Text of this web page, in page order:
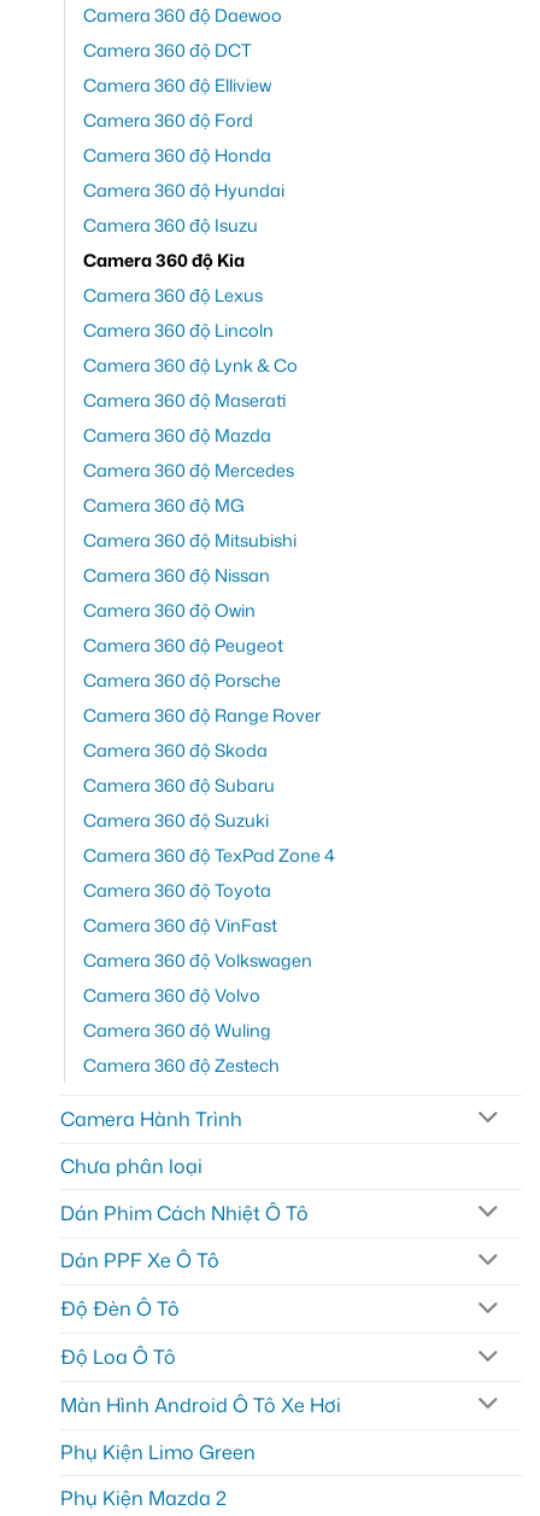
Camera 360 độ Daewoo
Camera 360 độ DCT
Camera 360 độ Elliview
Camera 360 độ Ford
Camera 360 độ Honda
Camera 360 độ Hyundai
Camera 360 độ Isuzu
Camera 360 độ Kia
Camera 360 độ Lexus
Camera 360 độ Lincoln
Camera 360 độ Lynk & Co
Camera 360 độ Maserati
Camera 360 độ Mazda
Camera 360 độ Mercedes
Camera 360 độ MG
Camera 360 độ Mitsubishi
Camera 360 độ Nissan
Camera 360 độ Owin
Camera 360 độ Peugeot
Camera 360 độ Porsche
Camera 360 độ Range Rover
Camera 360 độ Skoda
Camera 360 độ Subaru
Camera 360 độ Suzuki
Camera 360 độ TexPad Zone 4
Camera 360 độ Toyota
Camera 360 độ VinFast
Camera 360 độ Volkswagen
Camera 360 độ Volvo
Camera 360 độ Wuling
Camera 360 độ Zestech
Camera Hành Trình
Chưa phân loại
Dán Phim Cách Nhiệt Ô Tô
Dán PPF Xe Ô Tô
Độ Đèn Ô Tô
Độ Loa Ô Tô
Màn Hình Android Ô Tô Xe Hơi
Phụ Kiện Limo Green
Phụ Kiện Mazda 2